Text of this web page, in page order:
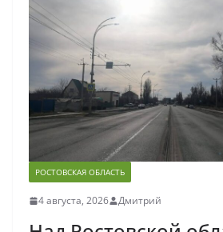
РОСТОВСКАЯ ОБЛАСТЬ
4 августа, 2026 Дмитрий